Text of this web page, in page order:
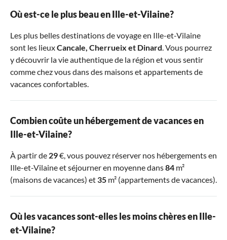
Où est-ce le plus beau en Ille-et-Vilaine?
Les plus belles destinations de voyage en Ille-et-Vilaine
sont les lieuxCancale, Cherrueix et Dinard. Vous pourrez
y découvrir la vie authentique de la région et vous sentir
comme chez vous dans des maisons et appartements de
vacances confortables.
Combien coûte un hébergement de vacances en
Ille-et-Vilaine?
À partir de 29€, vous pouvez réserver nos hébergements en
Ille-et-Vilaine et séjourner en moyenne dans84 m²
(maisons de vacances) et 35 m² (appartements de vacances).
Où les vacances sont-elles les moins chères en Ille-
et-Vilaine?